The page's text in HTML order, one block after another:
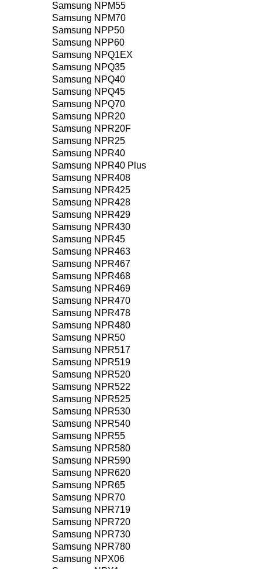
Samsung NPM55
Samsung NPM70
Samsung NPP50
Samsung NPP60
Samsung NPQ1EX
Samsung NPQ35
Samsung NPQ40
Samsung NPQ45
Samsung NPQ70
Samsung NPR20
Samsung NPR20F
Samsung NPR25
Samsung NPR40
Samsung NPR40 Plus
Samsung NPR408
Samsung NPR425
Samsung NPR428
Samsung NPR429
Samsung NPR430
Samsung NPR45
Samsung NPR463
Samsung NPR467
Samsung NPR468
Samsung NPR469
Samsung NPR470
Samsung NPR478
Samsung NPR480
Samsung NPR50
Samsung NPR517
Samsung NPR519
Samsung NPR520
Samsung NPR522
Samsung NPR525
Samsung NPR530
Samsung NPR540
Samsung NPR55
Samsung NPR580
Samsung NPR590
Samsung NPR620
Samsung NPR65
Samsung NPR70
Samsung NPR719
Samsung NPR720
Samsung NPR730
Samsung NPR780
Samsung NPX06